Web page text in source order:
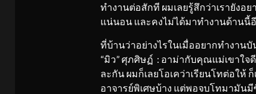
ทำงานต่อสักที ผมเลยรู้สึกว่าเรายังอ
แน่นอน และคงไม่ได้มาทำงานด้านนี้
ที่บ้านว่าอย่างไรในเมื่ออยากทำงานบั
“มิว” ศุภศิษฏ์ : อาม่ากับคุณแม่เขาใจ
ละกัน ผมก็เลยโอเคว่าเรียนโทต่อให้
อาจารย์พิเศษบ้าง แต่พอจบโทมามันมี